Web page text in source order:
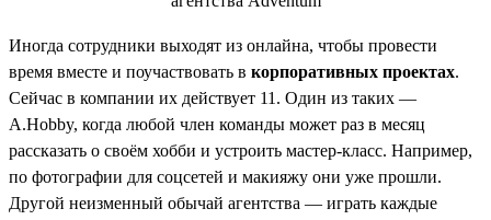
Иногда сотрудники выходят из онлайна, чтобы провести
время вместе и поучаствовать в корпоративных проектах.
Сейчас в компании их действует 11. Один из таких —
A.Hobby, когда любой член команды может раз в месяц
рассказать о своём хобби и устроить мастер-класс. Например,
по фотографии для соцсетей и макияжу они уже прошли.
Другой неизменный обычай агентства — играть каждые